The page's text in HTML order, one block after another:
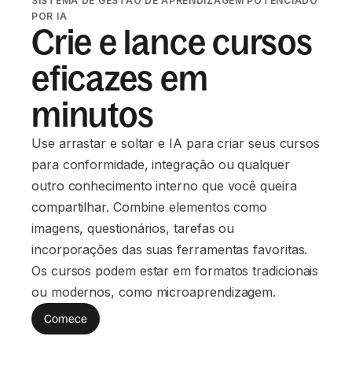
POR IA
Crie e lance cursos
eficazes em
minutos
Use arrastar e soltar e IA para criar seus cursos
para conformidade, integração ou qualquer
outro conhecimento interno que você queira
compartilhar. Combine elementos como
imagens, questionários, tarefas ou
incorporações das suas ferramentas favoritas.
Os cursos podem estar em formatos tradicionais
ou modernos, como microaprendizagem.
Comece